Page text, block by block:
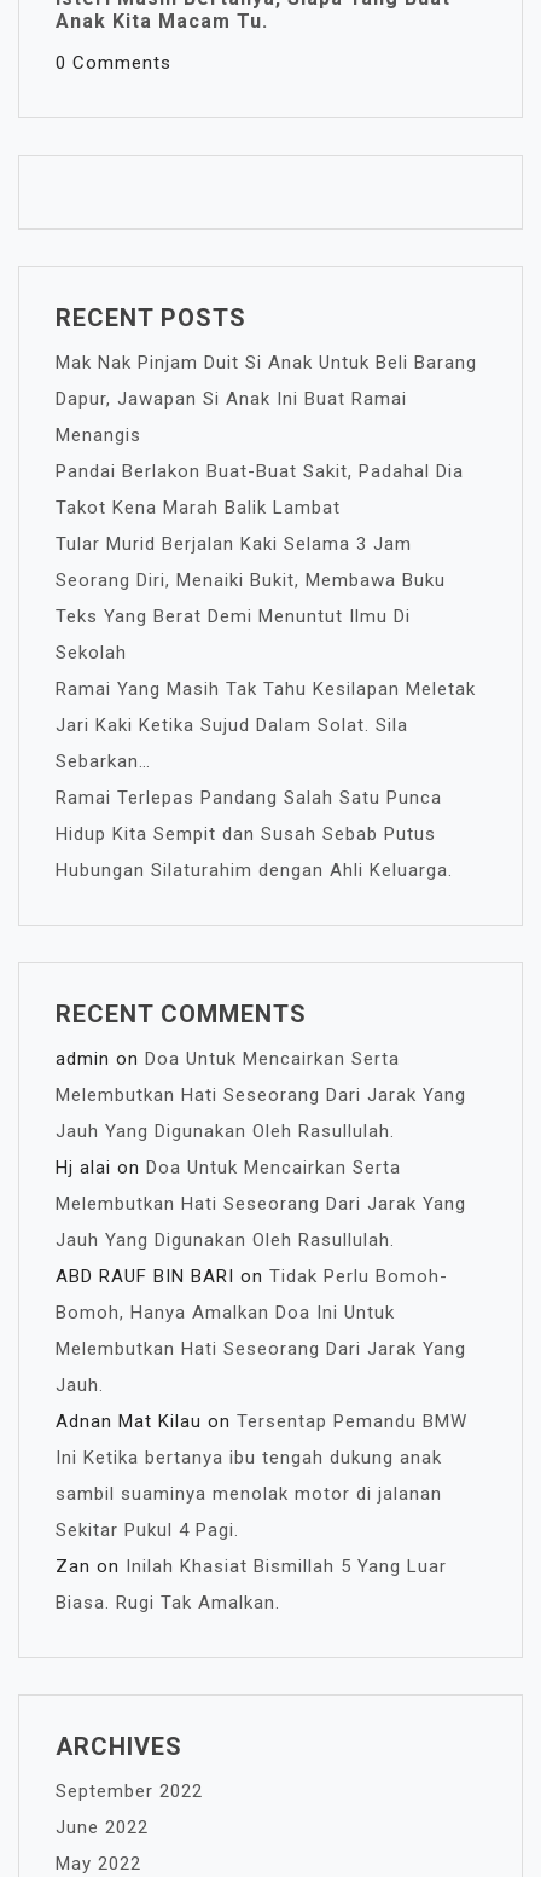
Anak Kita Macam Tu.
0 Comments
RECENT POSTS
Mak Nak Pinjam Duit Si Anak Untuk Beli Barang
Dapur, Jawapan Si Anak Ini Buat Ramai
Menangis
Pandai Berlakon Buat-Buat Sakit, Padahal Dia
Takot Kena Marah Balik Lambat
Tular Murid Berjalan Kaki Selama 3 Jam
Seorang Diri, Menaiki Bukit, Membawa Buku
Teks Yang Berat Demi Menuntut Ilmu Di
Sekolah
Ramai Yang Masih Tak Tahu Kesilapan Meletak
Jari Kaki Ketika Sujud Dalam Solat. Sila
Sebarkan…
Ramai Terlepas Pandang Salah Satu Punca
Hidup Kita Sempit dan Susah Sebab Putus
Hubungan Silaturahim dengan Ahli Keluarga.
RECENT COMMENTS
admin on Doa Untuk Mencairkan Serta
Melembutkan Hati Seseorang Dari Jarak Yang
Jauh Yang Digunakan Oleh Rasullulah.
Hj alai on Doa Untuk Mencairkan Serta
Melembutkan Hati Seseorang Dari Jarak Yang
Jauh Yang Digunakan Oleh Rasullulah.
ABD RAUF BIN BARI on Tidak Perlu Bomoh-
Bomoh, Hanya Amalkan Doa Ini Untuk
Melembutkan Hati Seseorang Dari Jarak Yang
Jauh.
Adnan Mat Kilau on Tersentap Pemandu BMW
Ini Ketika bertanya ibu tengah dukung anak
sambil suaminya menolak motor di jalanan
Sekitar Pukul 4 Pagi.
Zan on Inilah Khasiat Bismillah 5 Yang Luar
Biasa. Rugi Tak Amalkan.
ARCHIVES
September 2022
June 2022
May 2022